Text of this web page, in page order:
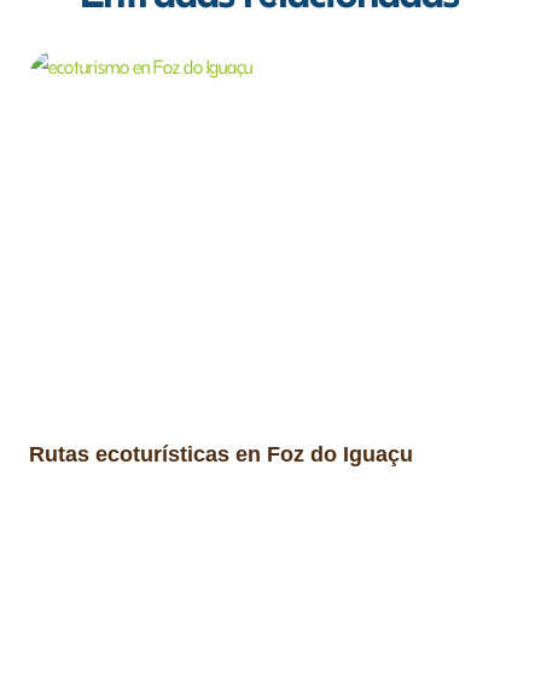
Rutas ecoturísticas en Foz do Iguaçu